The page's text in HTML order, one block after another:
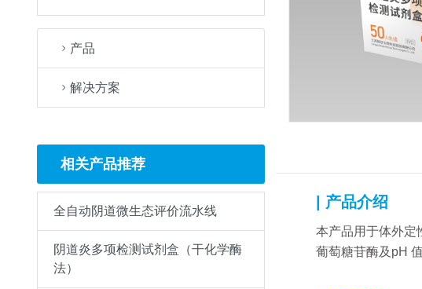
产品
解决方案
相关产品推荐
全自动阴道微生态评价流水线
阴道炎多项检测试剂盒（干化学酶
法）
| 产品介绍
本产品用于体外定
葡萄糖苷酶及pH